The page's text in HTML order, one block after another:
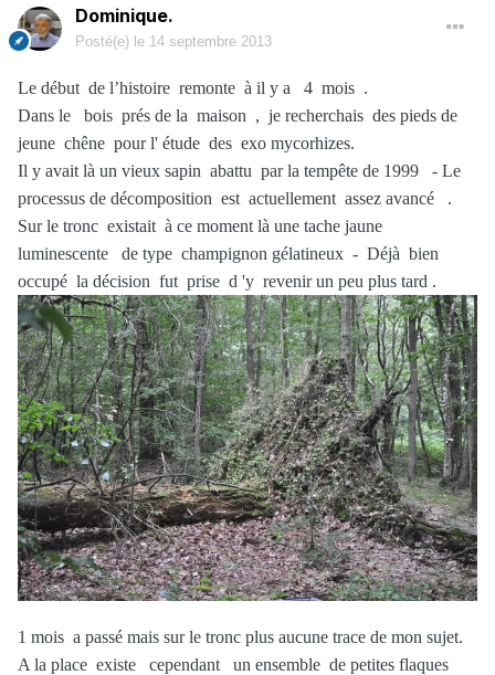
Dominique.
Posté(e) le 14 septembre 2013
Le début de l’histoire remonte à il y a 4 mois .
Dans le bois prés de la maison , je recherchais des pieds de
jeune chêne pour l' étude des exo mycorhizes.
Il y avait là un vieux sapin abattu par la tempête de 1999 - Le
processus de décomposition est actuellement assez avancé .
Sur le tronc existait à ce moment là une tache jaune
luminescente de type champignon gélatineux - Déjà bien
occupé la décision fut prise d 'y revenir un peu plus tard .
1 mois a passé mais sur le tronc plus aucune trace de mon sujet.
A la place existe cependant un ensemble de petites flaques